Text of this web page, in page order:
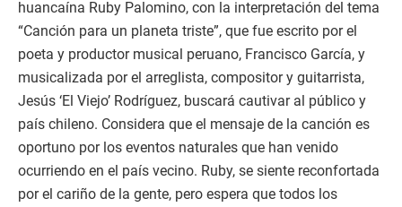
huancaína Ruby Palomino, con la interpretación del tema
“Canción para un planeta triste”, que fue escrito por el
poeta y productor musical peruano, Francisco García, y
musicalizada por el arreglista, compositor y guitarrista,
Jesús ‘El Viejo’ Rodríguez, buscará cautivar al público y
país chileno. Considera que el mensaje de la canción es
oportuno por los eventos naturales que han venido
ocurriendo en el país vecino. Ruby, se siente reconfortada
por el cariño de la gente, pero espera que todos los